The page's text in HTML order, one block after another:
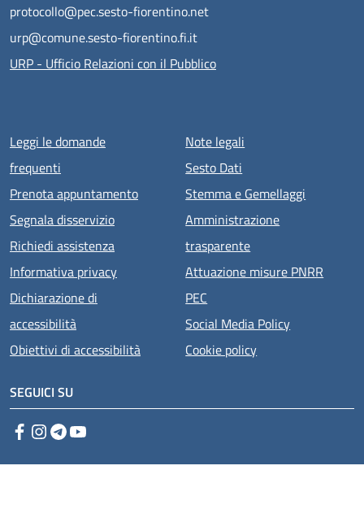
protocollo@pec.sesto-fiorentino.net
urp@comune.sesto-fiorentino.fi.it
URP - Ufficio Relazioni con il Pubblico
Menu piè di pagina
Leggi le domande
frequenti
Prenota appuntamento
Segnala disservizio
Richiedi assistenza
Informativa privacy
Dichiarazione di
accessibilità
Obiettivi di accessibilità
Note legali
Sesto Dati
Stemma e Gemellaggi
Amministrazione
trasparente
Attuazione misure PNRR
PEC
Social Media Policy
Cookie policy
SEGUICI SU
Facebook
Instagram
Telegram